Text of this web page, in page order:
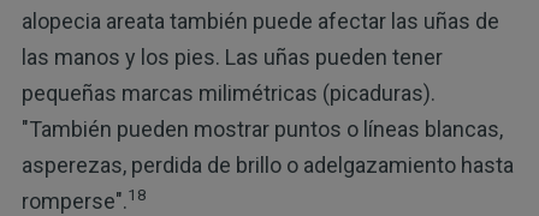
alopecia areata también puede afectar las uñas de
las manos y los pies. Las uñas pueden tener
pequeñas marcas milimétricas (picaduras).
"También pueden mostrar puntos o líneas blancas,
asperezas, perdida de brillo o adelgazamiento hasta
romperse".18